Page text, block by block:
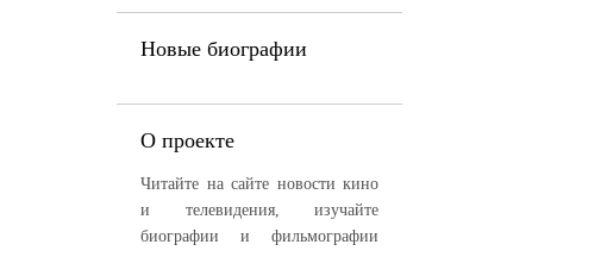
Новые биографии
О проекте
Читайте на сайте новости кино
и телевидения, изучайте
биографии и фильмографии